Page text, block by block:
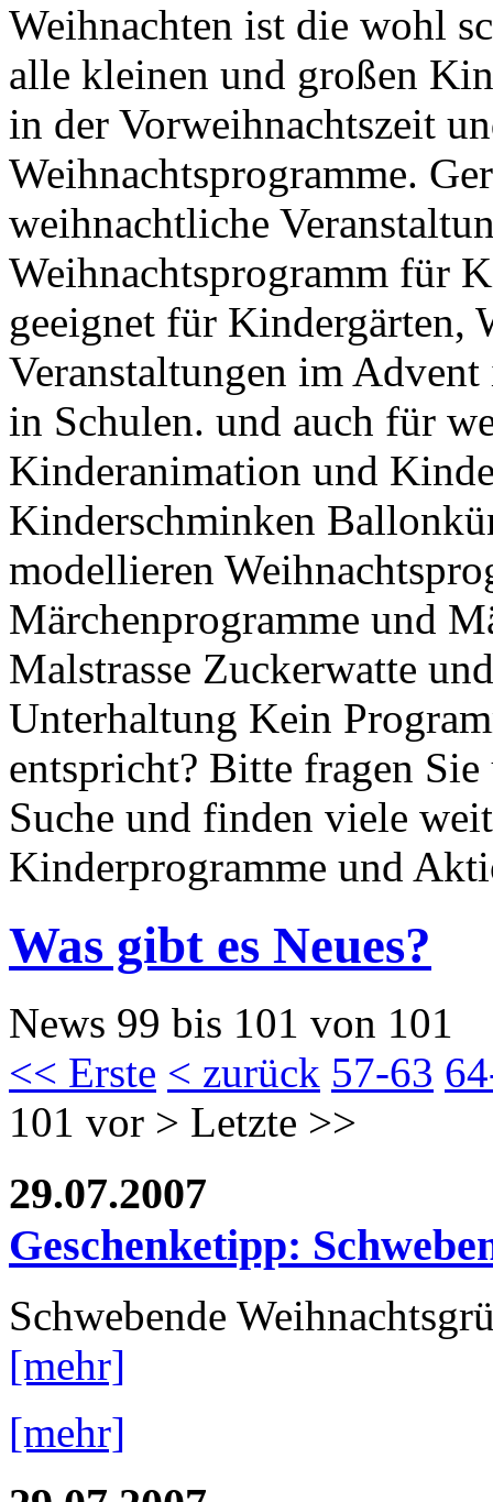
Weihnachten ist die wohl
alle kleinen und großen
in der Vorweihnachtszeit
Weihnachtsprogramme.
weihnachtliche
Weihnachtsprogramm für
geeignet für Kindergärten,
Veranstaltungen im
in Schulen. und auch für
Kinderanimation und
Kinderschminken
modellieren
Märchenprogramme und
Malstrasse Zuckerwatte
Unterhaltung Kein
entspricht? Bitte fragen
Suche und finden viele
Kinderprogramme und
Was gibt es Neues?
News 99 bis 101 von 101
<< Erste < zurück 57-63
101 vor > Letzte >>
29.07.2007
Geschenketipp:
Schwebende
[mehr]
[mehr]